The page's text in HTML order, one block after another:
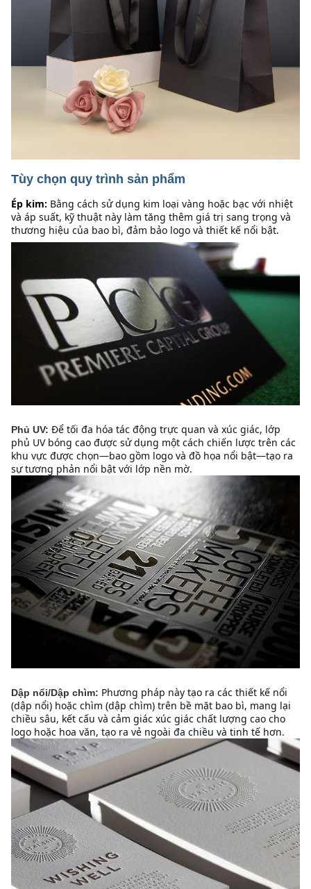
Tùy chọn quy trình sản phẩm
Ép kim: Bằng cách sử dụng kim loại vàng hoặc bạc với nhiệt
và áp suất, kỹ thuật này làm tăng thêm giá trị sang trọng và
thương hiệu của bao bì, đảm bảo logo và thiết kế nổi bật.
Phủ UV: Để tối đa hóa tác động trực quan và xúc giác, lớp
phủ UV bóng cao được sử dụng một cách chiến lược trên các
khu vực được chọn—bao gồm logo và đồ họa nổi bật—tạo ra
sự tương phản nổi bật với lớp nền mờ.
Dập nổi/Dập chìm: Phương pháp này tạo ra các thiết kế nổi
(dập nổi) hoặc chìm (dập chìm) trên bề mặt bao bì, mang lại
chiều sâu, kết cấu và cảm giác xúc giác chất lượng cao cho
logo hoặc hoa văn, tạo ra vẻ ngoài đa chiều và tinh tế hơn.